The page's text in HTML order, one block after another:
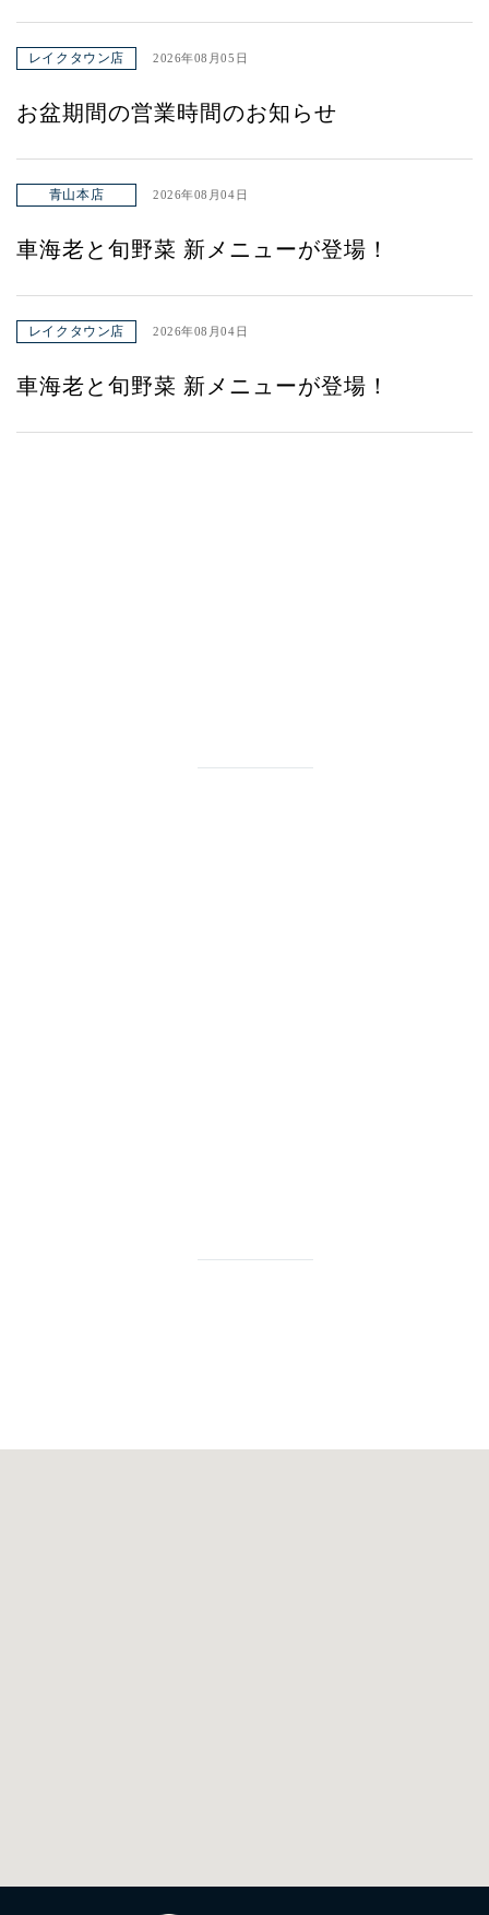
レイクタウン店 2026年08月05日
お盆期間の営業時間のお知らせ
青山本店 2026年08月04日
車海老と旬野菜 新メニューが登場！
レイクタウン店 2026年08月04日
車海老と旬野菜 新メニューが登場！